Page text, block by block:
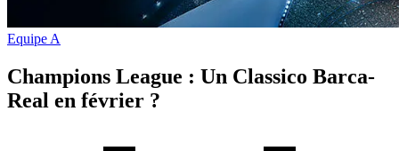
Equipe A
Champions League : Un Classico Barca-
Real en février ?